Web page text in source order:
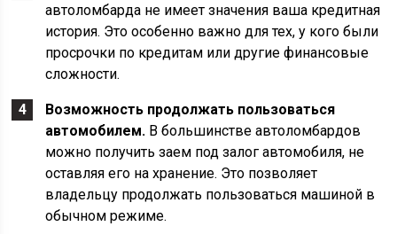
автоломбарда не имеет значения ваша кредитная
история. Это особенно важно для тех, у кого были
просрочки по кредитам или другие финансовые
сложности.
Возможность продолжать пользоваться
автомобилем. В большинстве автоломбардов
можно получить заем под залог автомобиля, не
оставляя его на хранение. Это позволяет
владельцу продолжать пользоваться машиной в
обычном режиме.